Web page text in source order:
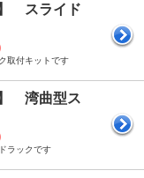
スライド
取付キットです
湾曲型ス
ラックです